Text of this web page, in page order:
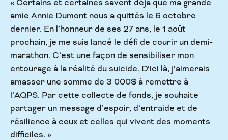
« Certains et certaines savent déjà que ma grande
amie Annie Dumont nous a quittés le 6 octobre
dernier. En l’honneur de ses 27 ans, le 1 août
prochain, je me suis lancé le défi de courir un demi-
marathon. C’est une façon de sensibiliser mon
entourage à la réalité du suicide. D’ici là, j’aimerais
amasser une somme de 3 000$ à remettre à
l’AQPS. Par cette collecte de fonds, je souhaite
partager un message d’espoir, d’entraide et de
résilience à ceux et celles qui vivent des moments
difficiles. »